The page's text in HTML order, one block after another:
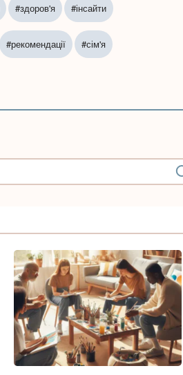
#здоров'я #інсайти
#рекомендації #сім'я